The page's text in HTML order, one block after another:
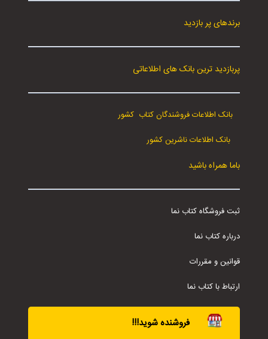
برندهای پر بازدید
پربازدید ترین بانک های اطلاعاتی
بانک اطلاعات فروشندگان کتاب کشور
بانک اطلاعات ناشرین کشور
باما همراه باشید
ثبت فروشگاه کتاب نما
درباره کتاب نما
قوانین و مقررات
ارتباط با کتاب نما
فروشنده شوید!!!